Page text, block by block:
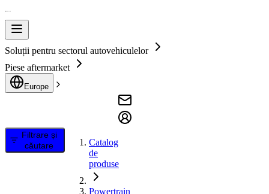
Soluții pentru sectorul autovehiculelor
Piese aftermarket
Europe
Filtrare și
căutare
Catalog
de
produse
Powertrain